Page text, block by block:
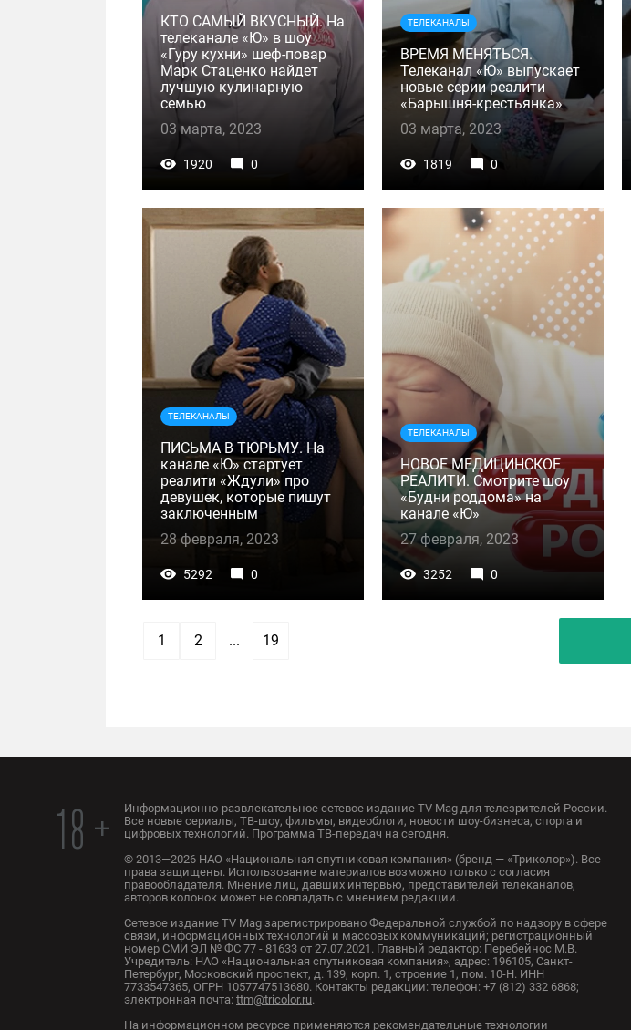
КТО САМЫЙ ВКУСНЫЙ. На
телеканале «Ю» в шоу
«Гуру кухни» шеф-повар
Марк Стаценко найдет
лучшую кулинарную
семью
03 марта, 2023
1920 0
ТЕЛЕКАНАЛЫ
ВРЕМЯ МЕНЯТЬСЯ.
Телеканал «Ю» выпускает
новые серии реалити
«Барышня-крестьянка»
03 марта, 2023
1819 0
ТЕЛЕКАНАЛЫ
ПИСЬМА В ТЮРЬМУ. На
канале «Ю» стартует
реалити «Ждули» про
девушек, которые пишут
заключенным
28 февраля, 2023
5292 0
ТЕЛЕКАНАЛЫ
НОВОЕ МЕДИЦИНСКОЕ
РЕАЛИТИ. Смотрите шоу
«Будни роддома» на
канале «Ю»
27 февраля, 2023
3252 0
1 2 ... 19
18 +
Информационно-развлекательное сетевое издание TV Mag для телезрителей России.
Все новые сериалы, ТВ-шоу, фильмы, видеоблоги, новости шоу-бизнеса, спорта и
цифровых технологий. Программа ТВ-передач на сегодня.
© 2013—2026 НАО «Национальная спутниковая компания» (бренд — «Триколор»). Все
права защищены. Использование материалов возможно только с согласия
правообладателя. Мнение лиц, давших интервью, представителей телеканалов,
авторов колонок может не совпадать с мнением редакции.
Сетевое издание TV Mag зарегистрировано Федеральной службой по надзору в сфере
связи, информационных технологий и массовых коммуникаций; регистрационный
номер СМИ ЭЛ № ФС 77 - 81633 от 27.07.2021. Главный редактор: Перебейнос М.В.
Учредитель: НАО «Национальная спутниковая компания», адрес: 196105, Санкт-
Петербург, Московский проспект, д. 139, корп. 1, строение 1, пом. 10-Н. ИНН
7733547365, ОГРН 1057747513680. Контакты редакции: телефон: +7 (812) 332 6868;
электронная почта: ttm@tricolor.ru.
На информационном ресурсе применяются рекомендательные технологии